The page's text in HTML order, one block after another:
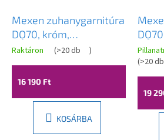
Mexen zuhanygarnitúra
DQ70, króm,
785704581-00
Raktáron (>20 db )
16 190 Ft
KOSÁRBA
(>20 db
19